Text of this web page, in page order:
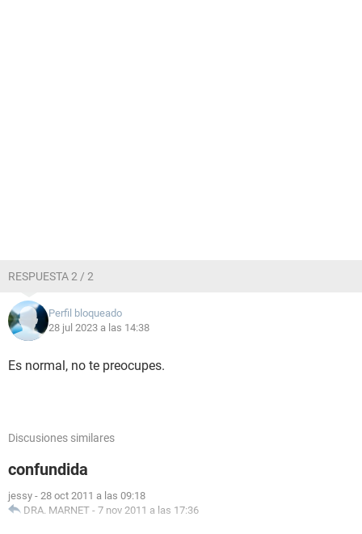
RESPUESTA 2 / 2
Perfil bloqueado
28 jul 2023 a las 14:38
Es normal, no te preocupes.
Discusiones similares
confundida
jessy - 28 oct 2011 a las 09:18
DRA. MARNET - 7 nov 2011 a las 17:36